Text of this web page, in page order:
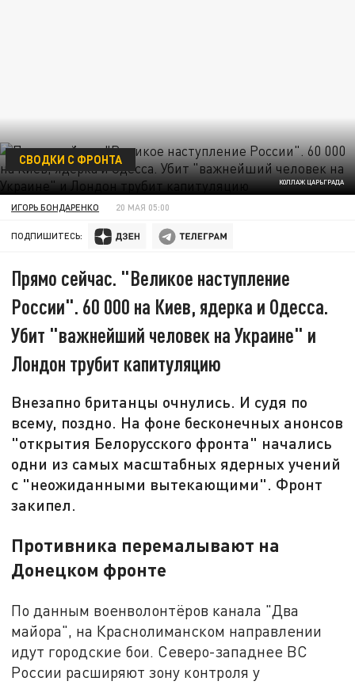
КОЛЛАЖ ЦАРЬГРАДА
СВОДКИ С ФРОНТА
ИГОРЬ БОНДАРЕНКО 20 МАЯ 05:00
ПОДПИШИТЕСЬ:
Прямо сейчас. "Великое наступление
России". 60 000 на Киев, ядерка и Одесса.
Убит "важнейший человек на Украине" и
Лондон трубит капитуляцию
Внезапно британцы очнулись. И судя по
всему, поздно. На фоне бесконечных анонсов
"открытия Белорусского фронта" начались
одни из самых масштабных ядерных учений
с "неожиданными вытекающими". Фронт
закипел.
Противника перемалывают на
Донецком фронте
По данным военволонтёров канала "Два
майора", на Краснолиманском направлении
идут городские бои. Северо-западнее ВС
России расширяют зону контроля у